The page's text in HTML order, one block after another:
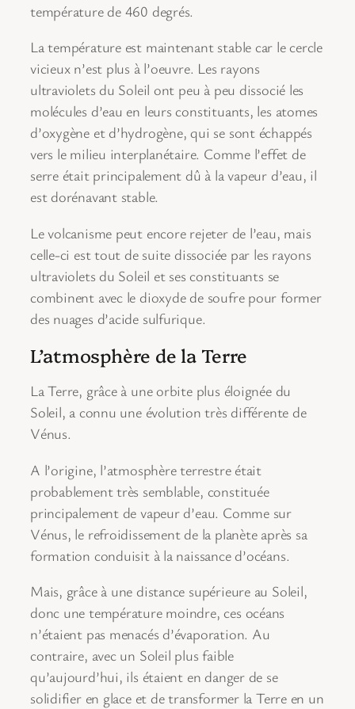
température de 460 degrés.
La température est maintenant stable car le cercle
vicieux n’est plus à l’oeuvre. Les rayons
ultraviolets du Soleil ont peu à peu dissocié les
molécules d’eau en leurs constituants, les atomes
d’oxygène et d’hydrogène, qui se sont échappés
vers le milieu interplanétaire. Comme l’effet de
serre était principalement dû à la vapeur d’eau, il
est dorénavant stable.
Le volcanisme peut encore rejeter de l’eau, mais
celle-ci est tout de suite dissociée par les rayons
ultraviolets du Soleil et ses constituants se
combinent avec le dioxyde de soufre pour former
des nuages d’acide sulfurique.
L’atmosphère de la Terre
La Terre, grâce à une orbite plus éloignée du
Soleil, a connu une évolution très différente de
Vénus.
A l’origine, l’atmosphère terrestre était
probablement très semblable, constituée
principalement de vapeur d’eau. Comme sur
Vénus, le refroidissement de la planète après sa
formation conduisit à la naissance d’océans.
Mais, grâce à une distance supérieure au Soleil,
donc une température moindre, ces océans
n’étaient pas menacés d’évaporation. Au
contraire, avec un Soleil plus faible
qu’aujourd’hui, ils étaient en danger de se
solidifier en glace et de transformer la Terre en un